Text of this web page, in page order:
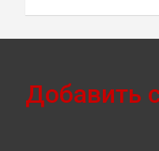
Добавить